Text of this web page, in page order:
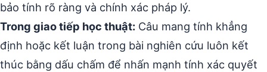
bảo tính rõ ràng và chính xác pháp lý.
Trong giao tiếp học thuật: Câu mang tính khẳng
định hoặc kết luận trong bài nghiên cứu luôn kết
thúc bằng dấu chấm để nhấn mạnh tính xác quyết